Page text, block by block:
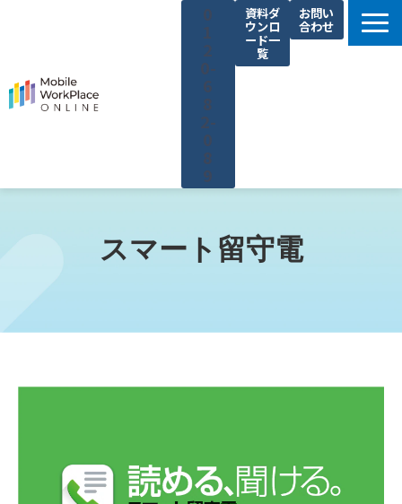
0
1
2
0-
6
8
2-
0
8
9
資料ダ
ウンロ
ード一
覧
お問い
合わせ
解決できる課題
法人携帯お役立ち情報
スマート留守電